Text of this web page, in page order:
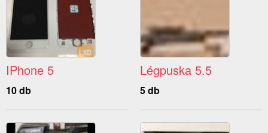
IPhone 5
10 db
Légpuska 5.5
5 db